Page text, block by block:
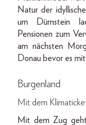
Natur der
um Dürnstein
Pensionen zum
am nächsten
Donau bevor es
Burgenland
Mit dem
Mit dem Zug